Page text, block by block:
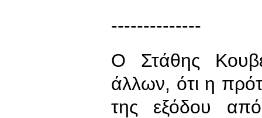
--------------
Ο Στάθης
άλλων, ότι η
της εξόδου